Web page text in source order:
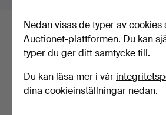
Här är föremål från vårt
matchar din sökning
Visa alla föremål
Nedan visas de typer av cookies
Auctionet-plattformen. Du kan
typer du ger ditt samtycke till.
Du kan läsa mer i vår
dina cookieinställningar nedan.